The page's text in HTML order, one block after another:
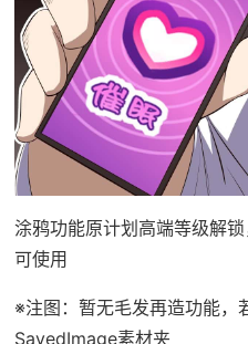
涂鸦功能原计划高端等级解
可使用
※注图 ：暂无毛发再造功能，
SavedImage素材夹